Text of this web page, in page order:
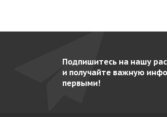
Подпишитесь на нашу
и получайте важную
первыми!